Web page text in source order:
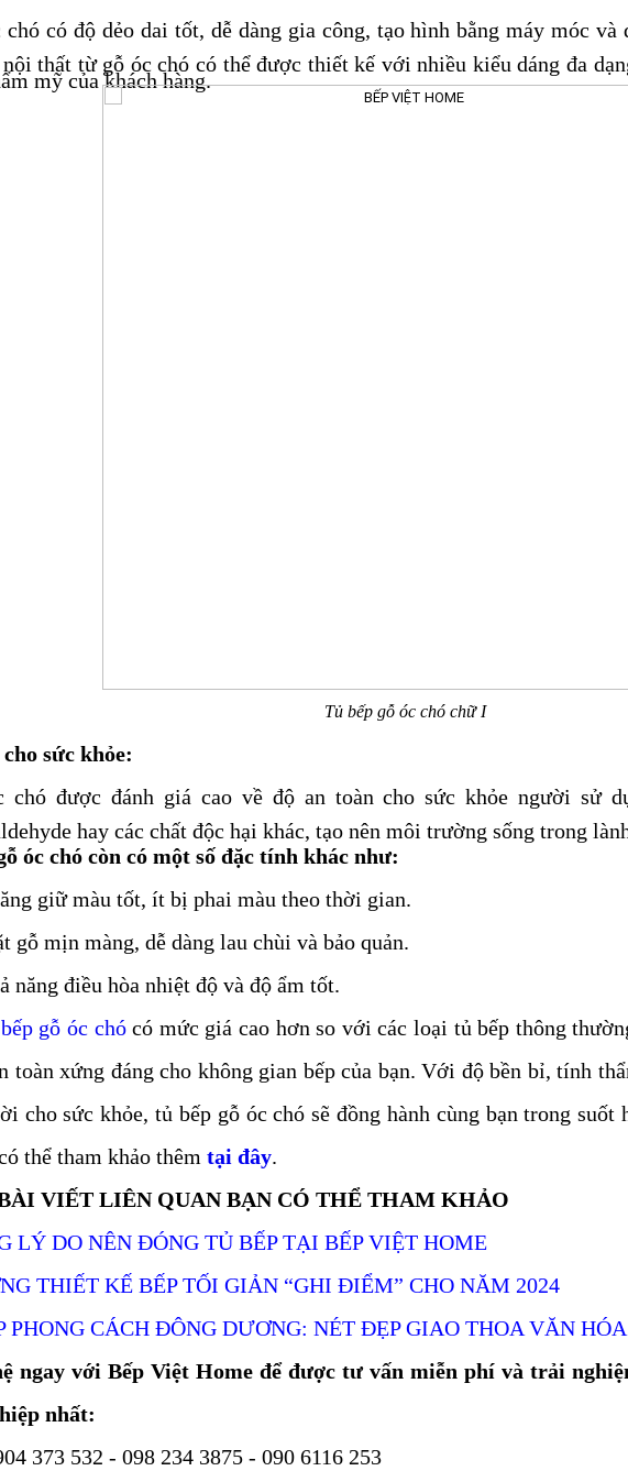
chó có độ dẻo dai tốt, dễ dàng gia công, tạo hình bằng máy móc và
nội thất từ gỗ óc chó có thể được thiết kế với nhiều kiểu dáng đa
mỹ của khách hàng.
Tủ bếp gỗ óc chó chữ I
sức khỏe:
chó được đánh giá cao về độ an toàn cho sức khỏe người sử
hay các chất độc hại khác, tạo nên môi trường sống trong
óc chó còn có một số đặc tính khác như:
giữ màu tốt, ít bị phai màu theo thời gian.
gỗ mịn màng, dễ dàng lau chùi và bảo quản.
năng điều hòa nhiệt độ và độ ẩm tốt.
gỗ óc chócó mức giá cao hơn so với các loại tủ bếp thông
toàn xứng đáng cho không gian bếp của bạn. Với độ bền bỉ, tính
cho sức khỏe, tủ bếp gỗ óc chó sẽ đồng hành cùng bạn trong suốt
thể tham khảo thêm tại đây.
VIẾT LIÊN QUAN BẠN CÓ THỂ THAM KHẢO
LÝ DO NÊN ĐÓNG TỦ BẾP TẠI BẾP VIỆT HOME
THIẾT KẾ BẾP TỐI GIẢN “GHI ĐIỂM” CHO NĂM 2024
PHONG CÁCH ĐÔNG DƯƠNG: NÉT ĐẸP GIAO THOA VĂN HÓA
ngay với Bếp Việt Home để được tư vấn miễn phí và trải
nhất:
373 532 - 098 234 3875 - 090 6116 253
dụng nhiều nhất ở Việt
của người tiêu dùng, trong đó gỗ
nhất, hãy tìm hiểu ưu điểm của
khách hàng tin tưởng tuyệt đối.